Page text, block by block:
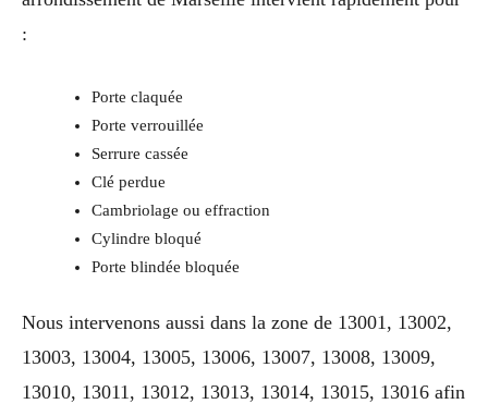
:
Porte claquée
Porte verrouillée
Serrure cassée
Clé perdue
Cambriolage ou effraction
Cylindre bloqué
Porte blindée bloquée
Nous intervenons aussi dans la zone de 13001, 13002,
13003, 13004, 13005, 13006, 13007, 13008, 13009,
13010, 13011, 13012, 13013, 13014, 13015, 13016 afin